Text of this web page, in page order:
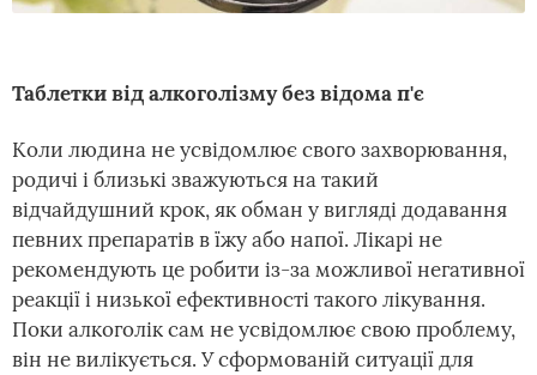
Таблетки від алкоголізму без відома п'є
Коли людина не усвідомлює свого захворювання,
родичі і близькі зважуються на такий
відчайдушний крок, як обман у вигляді додавання
певних препаратів в їжу або напої. Лікарі не
рекомендують це робити із-за можливої негативної
реакції і низької ефективності такого лікування.
Поки алкоголік сам не усвідомлює свою проблему,
він не вилікується. У сформованій ситуації для